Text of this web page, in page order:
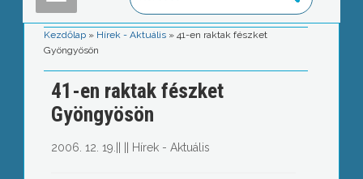
Kezdőlap » Hírek - Aktuális »41-en raktak fészket
Gyöngyösön
41-en raktak fészket
Gyöngyösön
2006. 12. 19. Hírek - Aktuális